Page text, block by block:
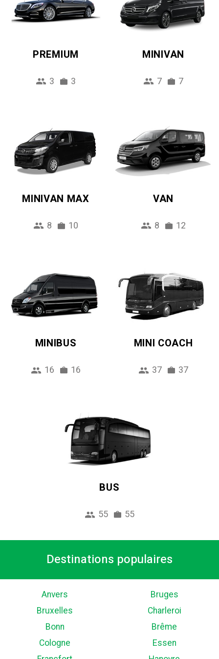
PREMIUM
3 3
MINIVAN
7 7
MINIVAN MAX
8 10
VAN
8 12
MINIBUS
16 16
MINI COACH
37 37
BUS
55 55
Destinations populaires
Anvers
Bruges
Bruxelles
Charleroi
Bonn
Brême
Cologne
Essen